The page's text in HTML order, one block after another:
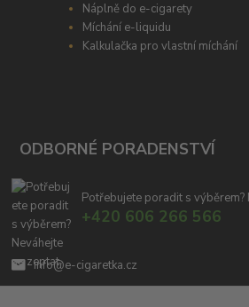
Náplně do e-cigarety
Míchání e-liquidu
Kalkulačka pro vlastní míchání
ODBORNÉ PORADENSTVÍ
Potřebujete poradit s výběrem?
+420 606 266 566
info@e-cigaretka.cz